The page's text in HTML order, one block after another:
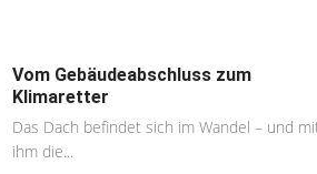
Vom Gebäudeabschluss zum
Klimaretter
Das Dach befindet sich im Wandel – und
ihm die...